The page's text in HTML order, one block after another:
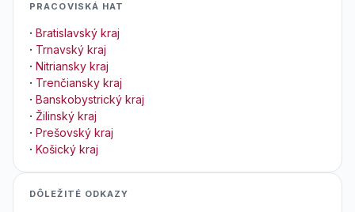
PRACOVISKÁ HAT
· Bratislavský kraj
· Trnavský kraj
· Nitriansky kraj
· Trenčiansky kraj
· Banskobystrický kraj
· Žilinský kraj
· Prešovský kraj
· Košický kraj
DÔLEŽITÉ ODKAZY